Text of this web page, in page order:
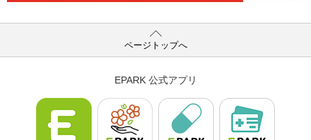
ページトップへ